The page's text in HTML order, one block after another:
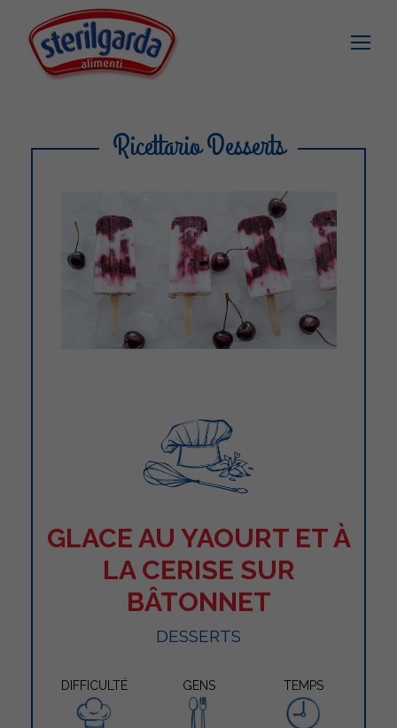
Ricettario Desserts
GLACE AU YAOURT ET À
LA CERISE SUR
BÂTONNET
DESSERTS
DIFFICULTÉ GENS TEMPS